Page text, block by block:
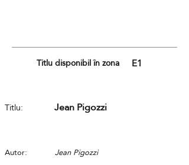
Titlu disponibil în zona E1
Titlu: Jean Pigozzi
Autor:
Jean Pigozzi